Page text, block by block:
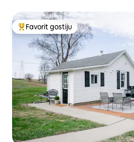
Glavni favorit gostiju
Favorit gostiju